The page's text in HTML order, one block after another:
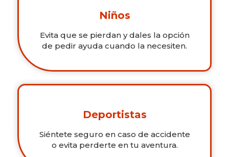
Niños
Evita que se pierdan y dales la opción
de pedir ayuda cuando la necesiten.
Deportistas
Siéntete seguro en caso de accidente
o evita perderte en tu aventura.